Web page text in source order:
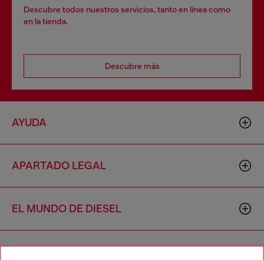
Descubre todos nuestros servicios, tanto en línea como
en la tienda.
Descubre más
AYUDA
APARTADO LEGAL
EL MUNDO DE DIESEL